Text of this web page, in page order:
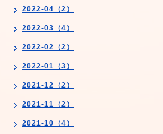
2022-04（2）
2022-03（4）
2022-02（2）
2022-01（3）
2021-12（2）
2021-11（2）
2021-10（4）